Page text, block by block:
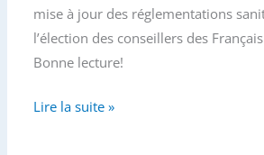
mise à jour des réglementations
l’élection des conseillers des
Bonne lecture!
Lettre
Lire la suite »